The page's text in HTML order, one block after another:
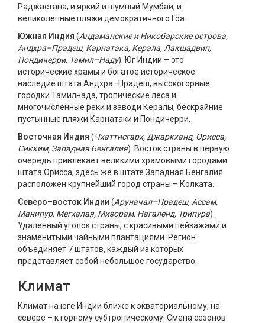
Раджастана, и яркий и шумный Мумбай, и
великолепные пляжи демократичного Гоа.
Южная Индия (Андаманские и Никобарские острова,
Андхра–Прадеш, Карнатака, Керала, Лакшадвип,
Пондичерри, Тамил–Наду). Юг Индии – это
исторические храмы и богатое историческое
наследие штата Андхра–Прадеш, высокогорные
городки Тамилнада, тропические леса и
многочисленные реки и заводи Кералы, бескрайние
пустынные пляжи Карнатаки и Пондичерри.
Восточная Индия (Чхаттисгарх, Джаркханд, Орисса,
Сикким, Западная Бенгалия). Восток страны в первую
очередь привлекает великими храмовыми городами
штата Орисса, здесь же в штате Западная Бенгалия
расположен крупнейший город страны – Колката.
Северо–восток Индии (Аруначал–Прадеш, Ассам,
Манипур, Мегхалая, Мизорам, Нагаленд, Трипура).
Удаленный уголок страны, с красивыми пейзажами и
знаменитыми чайными плантациями. Регион
объединяет 7 штатов, каждый из которых
представляет собой небольшое государство.
Климат
Климат на юге Индии ближе к экваториальному, на
севере – к горному субтропическому. Смена сезонов